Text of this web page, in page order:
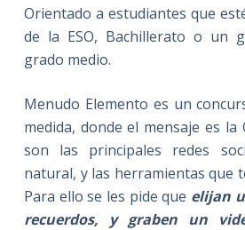
Orientado a estudiantes que
de la ESO, Bachillerato o un
grado medio.
Menudo Elemento es un
medida, donde el mensaje es la
son las principales redes
natural, y las herramientas que
Para ello se les pide que elijan
recuerdos, y graben un